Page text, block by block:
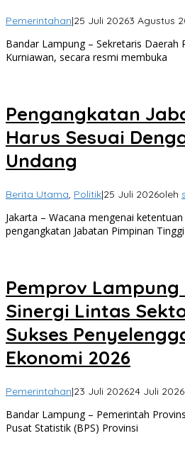
Pemerintahan|25 Juli 20263 Agustus
Bandar Lampung – Sekretaris Daerah
Kurniawan, secara resmi membuka
Pengangkatan
Harus Sesuai
Undang
Berita Utama, Politik|25 Juli 2026oleh
Jakarta – Wacana mengenai
pengangkatan Jabatan Pimpinan Tinggi
Pemprov
Sinergi Lintas
Sukses
Ekonomi 2026
Pemerintahan|23 Juli 202624 Juli 2026
Bandar Lampung – Pemerintah
Pusat Statistik (BPS) Provinsi